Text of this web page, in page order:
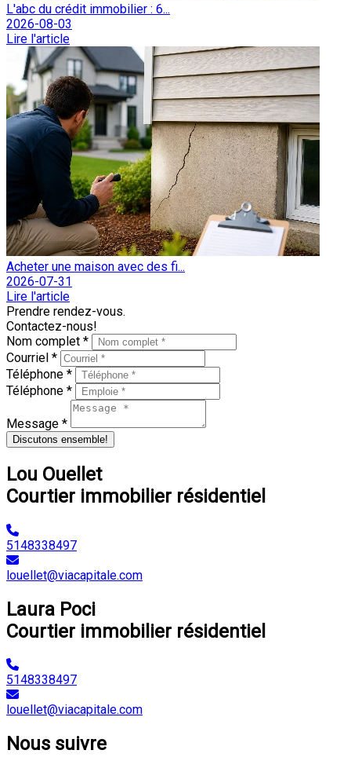
L'abc du crédit immobilier : 6...
2026-08-03
Lire l'article
Acheter une maison avec des fi...
2026-07-31
Lire l'article
Prendre rendez-vous.
Contactez-nous!
Nom complet *
Courriel *
Téléphone *
Téléphone *
Message *
Discutons ensemble!
Lou Ouellet
Courtier immobilier résidentiel
5148338497
louellet@viacapitale.com
Laura Poci
Courtier immobilier résidentiel
5148338497
louellet@viacapitale.com
Nous suivre